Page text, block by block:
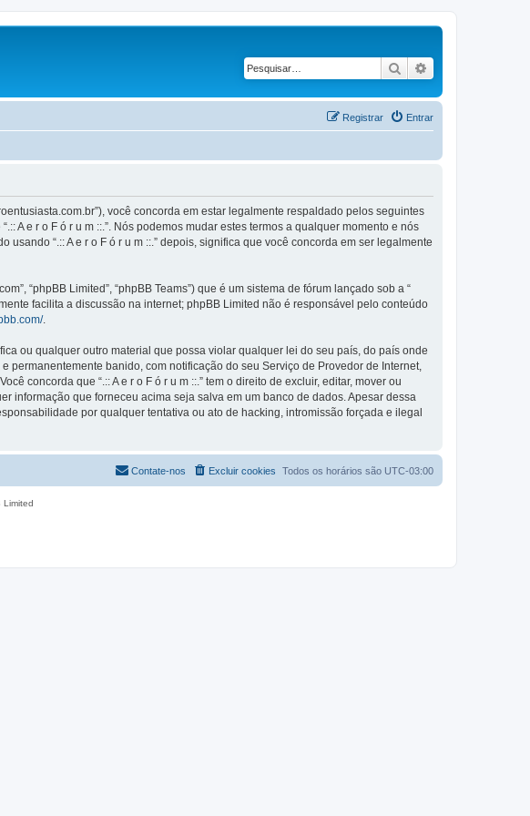
Pesquisar
Entrar
Registrar
você concorda em estar legalmente respaldado pelos seguintes
A e r o F ó r u m ::.”. Nós podemos mudar estes termos a qualquer momento e nós
“.:: A e r o F ó r u m ::.” depois, significa que você concorda em ser legalmente
“phpBB Limited”, “phpBB Teams”) que é um sistema de fórum lançado sob a “
facilita a discussão na internet; phpBB Limited não é responsável pelo conteúdo
.
ou qualquer outro material que possa violar qualquer lei do seu país, do país onde
permanentemente banido, com notificação do seu Serviço de Provedor de Internet,
concorda que “.:: A e r o F ó r u m ::.” tem o direito de excluir, editar, mover ou
informação que forneceu acima seja salva em um banco de dados. Apesar dessa
por qualquer tentativa ou ato de hacking, intromissão forçada e ilegal
Todos os horários são UTC-03:00
Excluir cookies
Contate-nos
Limited